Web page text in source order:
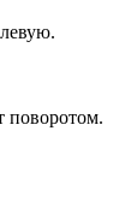
поворотом.